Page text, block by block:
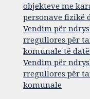
objekteve me
personave fizikë
Vendim për
rregullores për
komunale të
Vendim për
rregullores për
komunale